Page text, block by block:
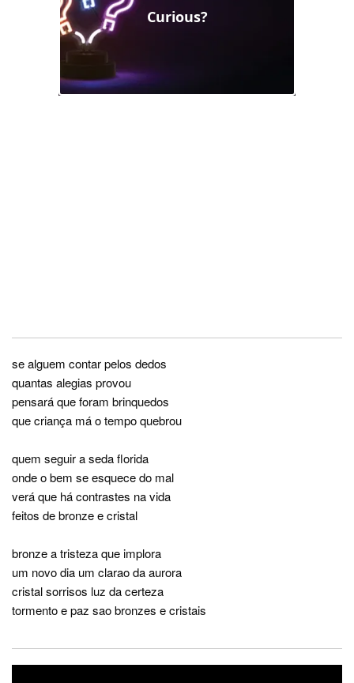
se alguem contar pelos dedos
quantas alegias provou
pensará que foram brinquedos
que criança má o tempo quebrou
quem seguir a seda florida
onde o bem se esquece do mal
verá que há contrastes na vida
feitos de bronze e cristal
bronze a tristeza que implora
um novo dia um clarao da aurora
cristal sorrisos luz da certeza
tormento e paz sao bronzes e cristais